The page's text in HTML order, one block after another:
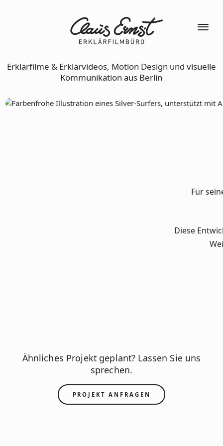
Erklärfilme & Erklärvideos, Motion Design und visuelle
Kommunikation aus Berlin
Für
Diese
Ähnliches Projekt geplant? Lassen Sie uns
sprechen.
PROJEKT ANFRAGEN